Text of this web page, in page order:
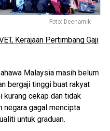
Foto: Deenamik
Kerajaan Pertimbang Gaji
Malaysia masih belum
bergaji tinggi buat rakyat
kurang cekap dan tidak
negara gagal mencipta
untuk graduan.